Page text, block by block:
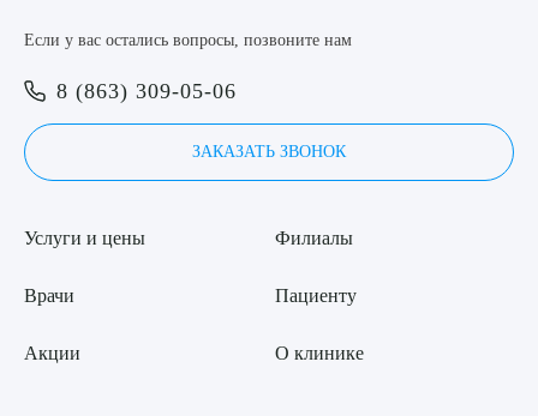
Если у вас остались вопросы, позвоните нам
8 (863) 309-05-06
ЗАКАЗАТЬ ЗВОНОК
Услуги и цены
Врачи
Акции
Филиалы
Пациенту
О клинике